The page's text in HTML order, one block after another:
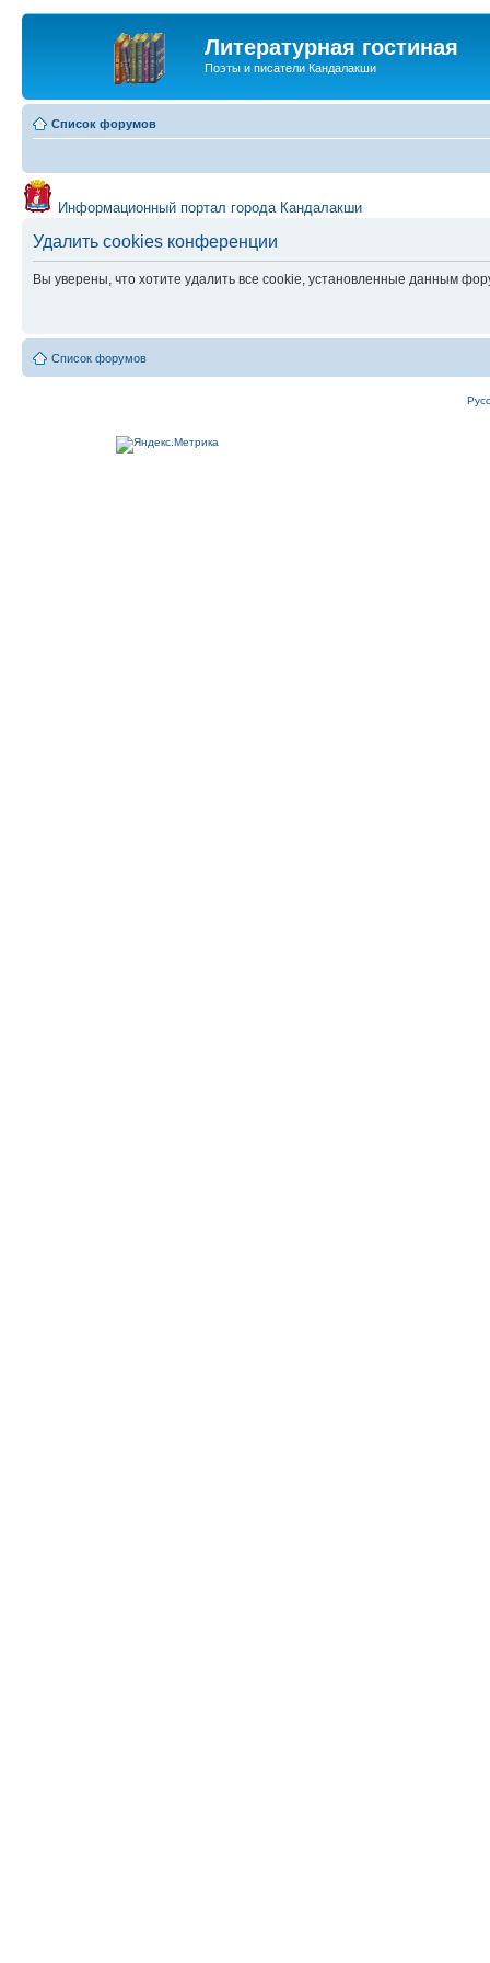
Литературная гостиная
Поэты и писатели Кандалакши
Список форумов
Информационный портал города Кандалакши
Удалить cookies конференции
Вы уверены, что хотите удалить все cookie, установленные данным
Список форумов